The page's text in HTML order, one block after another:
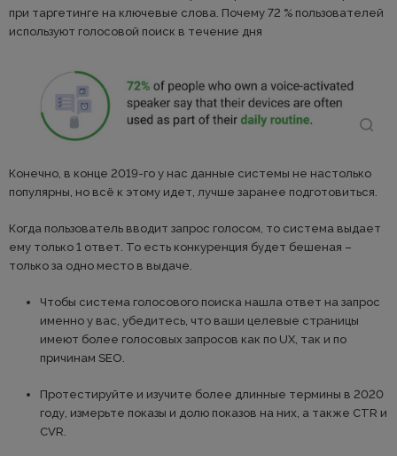
при таргетинге на ключевые слова. Почему 72 % пользователей
используют голосовой поиск в течение дня
Конечно, в конце 2019-го у нас данные системы не настолько
популярны, но всё к этому идет, лучше заранее подготовиться.
Когда пользователь вводит запрос голосом, то система выдает
ему только 1 ответ. То есть конкуренция будет бешеная –
только за одно место в выдаче.
Чтобы система голосового поиска нашла ответ на запрос
именно у вас, убедитесь, что ваши целевые страницы
имеют более голосовых запросов как по UX, так и по
причинам SEO.
Протестируйте и изучите более длинные термины в 2020
году, измерьте показы и долю показов на них, а также CTR и
CVR.